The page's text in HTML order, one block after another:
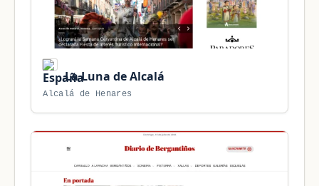
La Luna de Alcalá
Alcalá de Henares